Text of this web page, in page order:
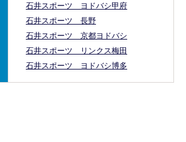
石井スポーツ ヨドバシ甲府
石井スポーツ 長野
石井スポーツ 京都ヨドバシ
石井スポーツ リンクス梅田
石井スポーツ ヨドバシ博多